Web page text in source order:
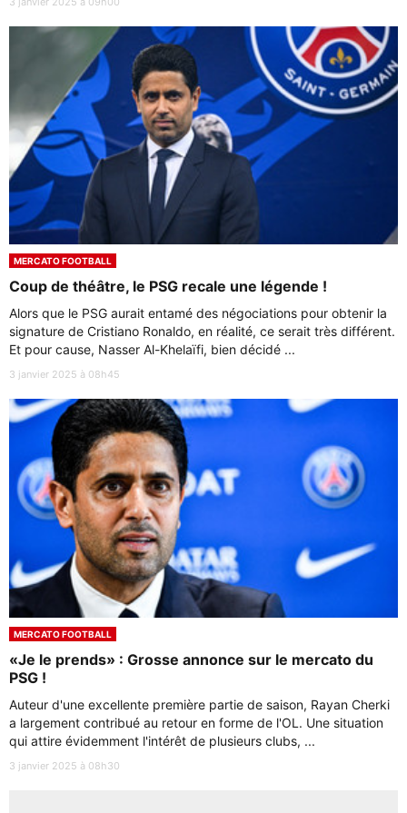
MERCATO FOOTBALL
Coup de théâtre, le PSG recale une légende !
Alors que le PSG aurait entamé des négociations pour obtenir la
signature de Cristiano Ronaldo, en réalité, ce serait très différent.
Et pour cause, Nasser Al-Khelaïfi, bien décidé ...
3 janvier 2025 à 08h45
MERCATO FOOTBALL
«Je le prends» : Grosse annonce sur le mercato du
PSG !
Auteur d'une excellente première partie de saison, Rayan Cherki
a largement contribué au retour en forme de l'OL. Une situation
qui attire évidemment l'intérêt de plusieurs clubs, ...
3 janvier 2025 à 08h30